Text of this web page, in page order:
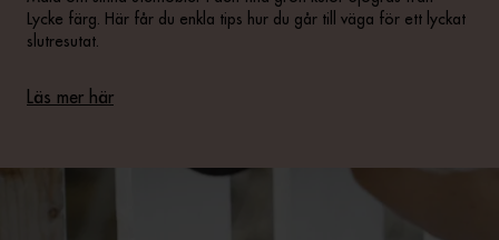
Lycke färg. Här får du enkla tips hur du går till väga för ett lyckat
slutresutat.
Läs mer här